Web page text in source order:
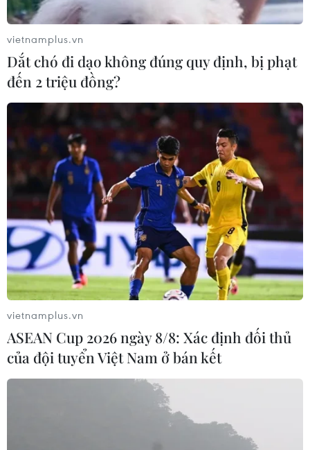
Nga là nhà cung cấp dầu lớn nhất cho
Trung Quốc trong tháng 6
20/07/2022 07:00
Trong tháng 5-6, tổng lượng dầu Trung Quốc nhập khẩu
của Nga qua các đường ống dẫn dầu ở Thái Bình
Dương Đông Siberia và các cảng ở vùng Viễn Đông là
7,29 triệu tấn, tăng gần 10% so với 1 năm trước.
vietnamplus.vn
Dắt chó đi dạo không đúng quy định, bị phạt
đến 2 triệu đồng?
vietnamplus.vn
ASEAN Cup 2026 ngày 8/8: Xác định đối thủ
của đội tuyển Việt Nam ở bán kết